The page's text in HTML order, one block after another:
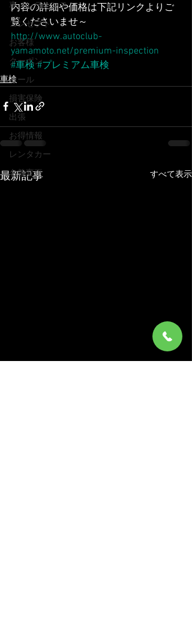
車メンテナンス
コンセプト
お客様
クーポン
セール
損害保険
出張
お得情報
レンタカー
名義変更
内容の詳細や価格は下記リンクよりご
覧くださいませ～
http://www.autoclub-
yamamoto.net/premium-inspection
#車検 #プレミアム車検
車検
最新記事 すべて表示